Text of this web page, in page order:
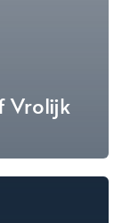
Vrolijk